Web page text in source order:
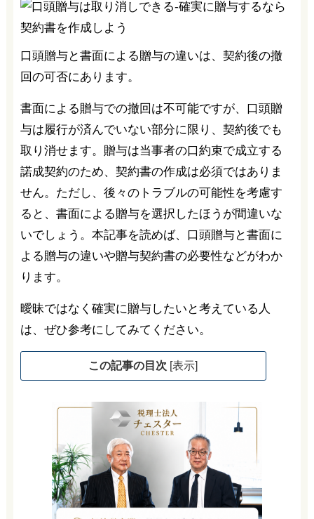
口頭贈与と書面による贈与の違いは、契約後の撤
回の可否にあります。
書面による贈与での撤回は不可能ですが、口頭贈
与は履行が済んでいない部分に限り、契約後でも
取り消せます。贈与は当事者の口約束で成立する
諾成契約のため、契約書の作成は必須ではありま
せん。ただし、後々のトラブルの可能性を考慮す
ると、書面による贈与を選択したほうが間違いな
いでしょう。本記事を読めば、口頭贈与と書面に
よる贈与の違いや贈与契約書の必要性などがわか
ります。
曖昧ではなく確実に贈与したいと考えている人
は、ぜひ参考にしてみてください。
この記事の目次 [表示]